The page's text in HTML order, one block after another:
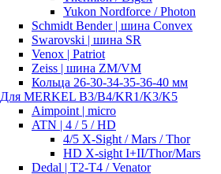
Yukon Nordforce / Photon
Schmidt Bender | шина Convex
Swarovski | шина SR
Venox | Patriot
Zeiss | шина ZM/VM
Кольца 26-30-34-35-36-40 мм
Для MERKEL B3/B4/KR1/K3/K5
Aimpoint | micro
ATN | 4 / 5 / HD
4/5 X-Sight / Mars / Thor
HD X-sight I+II/Thor/Mars
Dedal | T2-T4 / Venator